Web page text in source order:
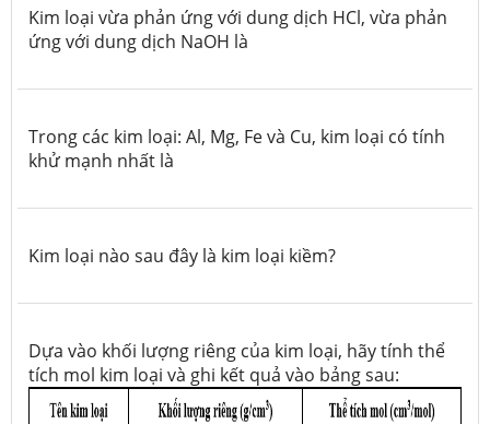
Kim loại vừa phản ứng với dung dịch HCl, vừa phản
ứng với dung dịch NaOH là
Trong các kim loại: Al, Mg, Fe và Cu, kim loại có tính
khử mạnh nhất là
Kim loại nào sau đây là kim loại kiềm?
Dựa vào khối lượng riêng của kim loại, hãy tính thể
tích mol kim loại và ghi kết quả vào bảng sau: